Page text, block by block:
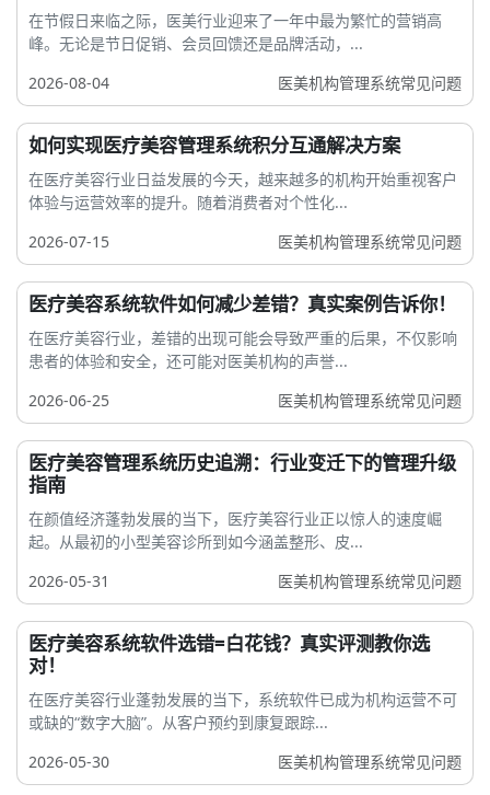
在节假日来临之际，医美行业迎来了一年中最为繁忙的营销高
峰。无论是节日促销、会员回馈还是品牌活动，...
2026-08-04
医美机构管理系统常见问题
如何实现医疗美容管理系统积分互通解决方案
在医疗美容行业日益发展的今天，越来越多的机构开始重视客户
体验与运营效率的提升。随着消费者对个性化...
2026-07-15
医美机构管理系统常见问题
医疗美容系统软件如何减少差错？真实案例告诉你！
在医疗美容行业，差错的出现可能会导致严重的后果，不仅影响
患者的体验和安全，还可能对医美机构的声誉...
2026-06-25
医美机构管理系统常见问题
医疗美容管理系统历史追溯：行业变迁下的管理升级
指南
在颜值经济蓬勃发展的当下，医疗美容行业正以惊人的速度崛
起。从最初的小型美容诊所到如今涵盖整形、皮...
2026-05-31
医美机构管理系统常见问题
医疗美容系统软件选错=白花钱？真实评测教你选
对！
在医疗美容行业蓬勃发展的当下，系统软件已成为机构运营不可
或缺的“数字大脑”。从客户预约到康复跟踪...
2026-05-30
医美机构管理系统常见问题